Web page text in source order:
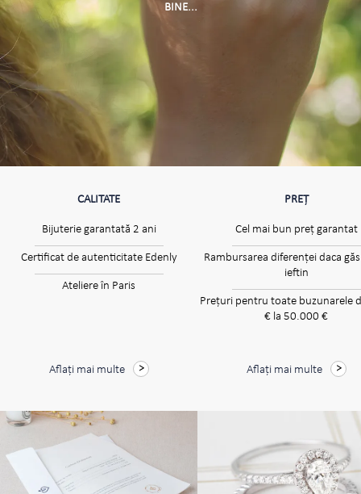
BINE...
CALITATE
Bijuterie garantată 2 ani
Certificat de autenticitate Edenly
Ateliere în Paris
Aflați mai multe
PREȚ
Cel mai bun preț garantat
Rambursarea diferenței daca
ieftin
Prețuri pentru toate buzunarele
€ la 50.000 €
Aflați mai multe